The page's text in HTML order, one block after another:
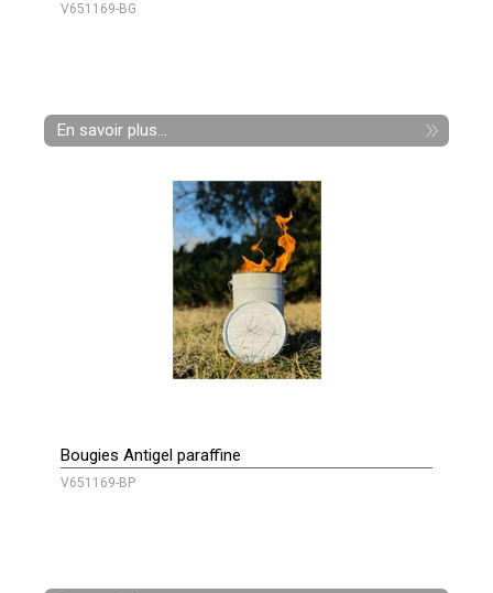
V651169-BG
En savoir plus...
Bougies Antigel paraffine
V651169-BP